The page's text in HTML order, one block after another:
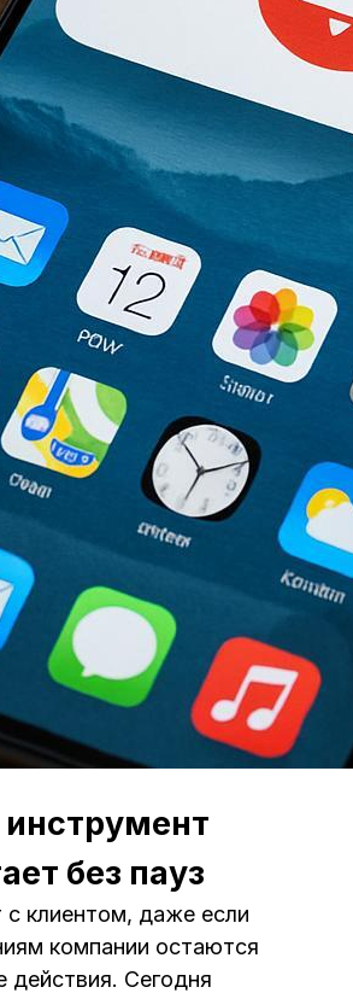
без пауз
клиентом, даже если
компании остаются
действия. Сегодня